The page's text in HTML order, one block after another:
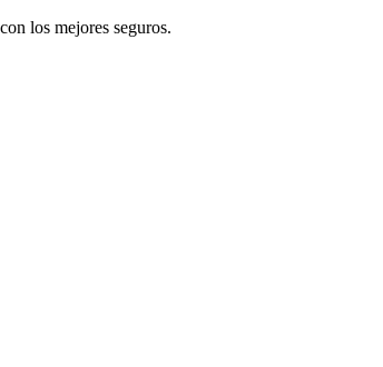
los mejores seguros.